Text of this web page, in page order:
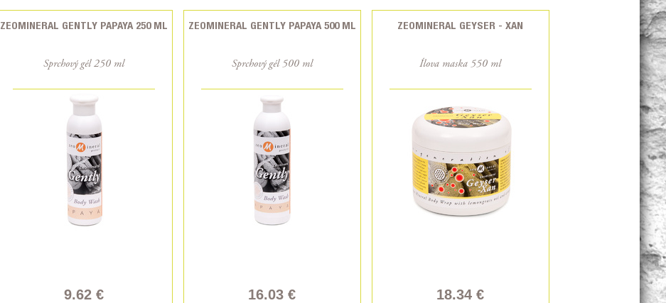
ZEOMINERAL GENTLY PAPAYA 250 ML
Sprchový gél 250 ml
9.62 €
ZEOMINERAL GENTLY PAPAYA 500 ML
Sprchový gél 500 ml
16.03 €
ZEOMINERAL GEYSER - XAN
Ílova maska 550 ml
18.34 €